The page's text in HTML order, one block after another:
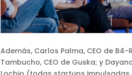
Además, Carlos Palma, CEO de B4-
Tambucho, CEO de Guska; y